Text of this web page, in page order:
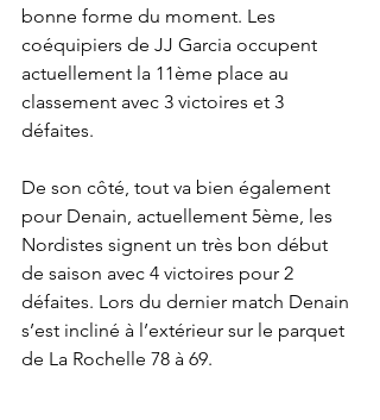
bonne forme du moment. Les
coéquipiers de JJ Garcia occupent
actuellement la 11ème place au
classement avec 3 victoires et 3
défaites.
De son côté, tout va bien également
pour Denain, actuellement 5ème, les
Nordistes signent un très bon début
de saison avec 4 victoires pour 2
défaites. Lors du dernier match Denain
s’est incliné à l’extérieur sur le parquet
de La Rochelle 78 à 69.